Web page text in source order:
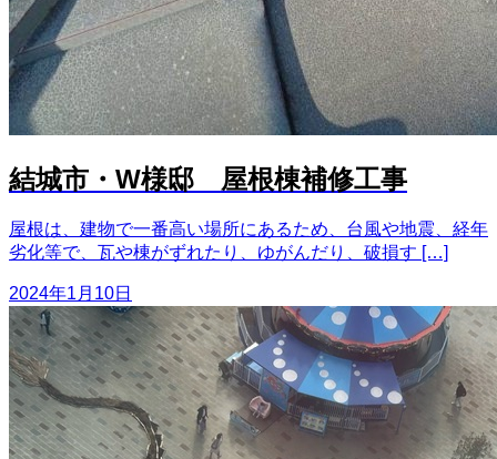
結城市・W様邸 屋根棟補修工事
屋根は、建物で一番高い場所にあるため、台風や地震、経年
劣化等で、瓦や棟がずれたり、ゆがんだり、破損す […]
2024年1月10日